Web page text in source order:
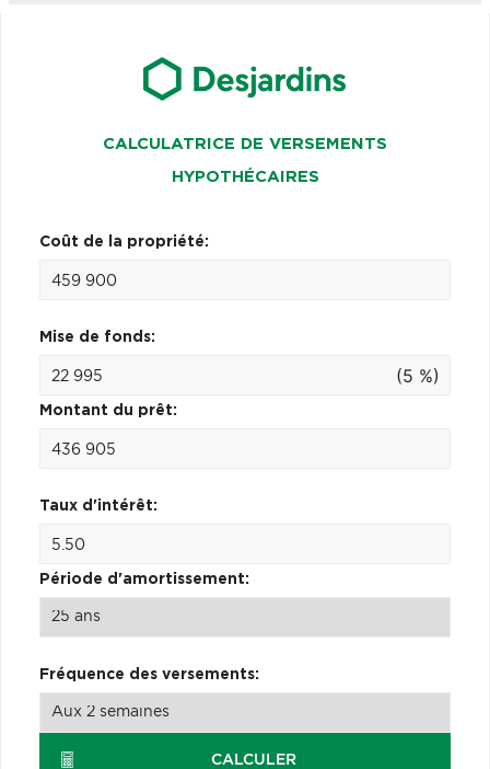
CALCULATRICE DE VERSEMENTS
HYPOTHÉCAIRES
Coût de la propriété:
Mise de fonds:
(5 %)
Montant du prêt:
Taux d'intérêt:
Période d'amortissement:
Fréquence des versements:
CALCULER